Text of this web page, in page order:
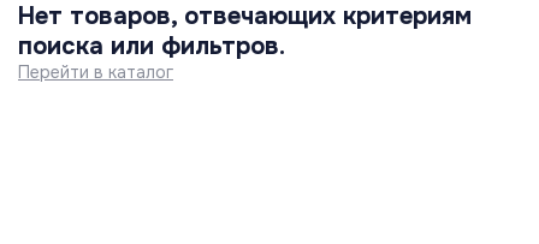
Нет товаров, отвечающих критериям
поиска или фильтров.
Перейти в каталог